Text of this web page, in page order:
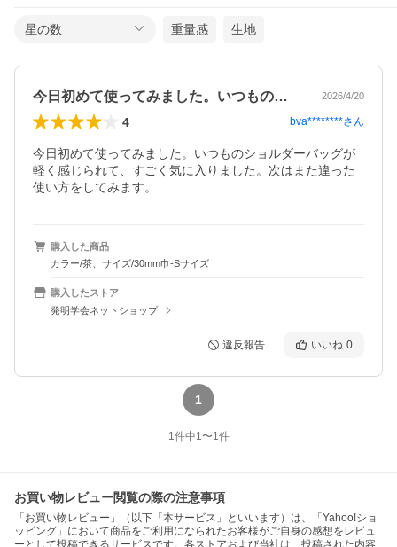
星の数 重量感 生地
今日初めて使ってみました。いつものショ… 2026/4/20
4 bva********さん
今日初めて使ってみました。いつものショルダーバッグが
軽く感じられて、すごく気に入りました。次はまた違った
使い方をしてみます。
購入した商品
カラー/茶、サイズ/30mm巾-Sサイズ
購入したストア
発明学会ネットショップ
違反報告 いいね 0
1
1件中1〜1件
お買い物レビュー閲覧の際の注意事項
「お買い物レビュー」（以下「本サービス」といいます）は、「Yahoo!ショ
ッピング」において商品をご利用になられたお客様がご自身の感想をレビュ
ーとして投稿できるサービスです。各ストアおよび当社は、投稿された内容